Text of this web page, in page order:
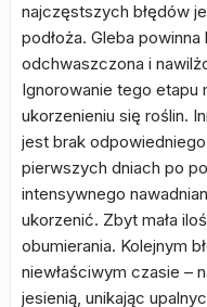
najczęstszych błędów
podłoża. Gleba
odchwaszczona i
Ignorowanie tego
ukorzenieniu się roślin.
jest brak
pierwszych dniach po
intensywnego
ukorzenić. Zbyt mała
obumierania. Kolejnym
niewłaściwym czasie –
jesienią, unikając